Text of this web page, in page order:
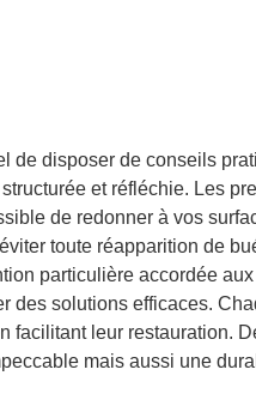
de disposer de conseils
et réfléchie. Les
de redonner à vos
toute réapparition de
particulière accordée
des solutions efficaces.
facilitant leur restauration.
mais aussi une